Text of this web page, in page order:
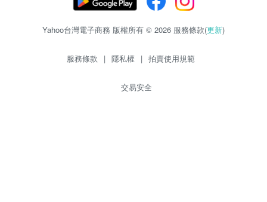
Yahoo台灣電子商務 版權所有 © 2026 服務條款(更新)
服務條款 | 隱私權 | 拍賣使用規範
交易安全